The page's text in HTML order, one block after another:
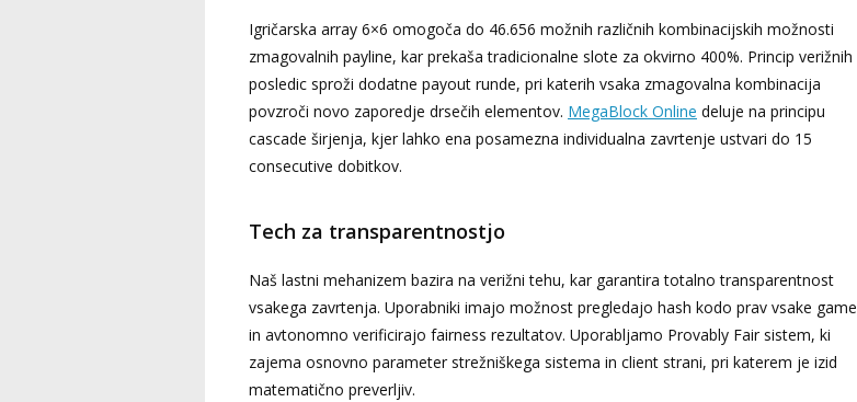
Igričarska array 6×6 omogoča do 46.656 možnih različnih kombinacijskih možnosti
zmagovalnih payline, kar prekaša tradicionalne slote za okvirno 400%. Princip verižnih
posledic sproži dodatne payout runde, pri katerih vsaka zmagovalna kombinacija
povzroči novo zaporedje drsečih elementov. MegaBlock Online deluje na principu
cascade širjenja, kjer lahko ena posamezna individualna zavrtenje ustvari do 15
consecutive dobitkov.
Tech za transparentnostjo
Naš lastni mehanizem bazira na verižni tehu, kar garantira totalno transparentnost
vsakega zavrtenja. Uporabniki imajo možnost pregledajo hash kodo prav vsake game
in avtonomno verificirajo fairness rezultatov. Uporabljamo Provably Fair sistem, ki
zajema osnovno parameter strežniškega sistema in client strani, pri katerem je izid
matematično preverljiv.